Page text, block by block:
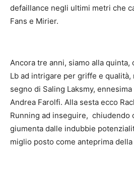
defaillance negli ultimi metri che
Fans e Mirier.
Ancora tre anni, siamo alla quinta,
Lb ad intrigare per griffe e qualità,
segno di Saling Laksmy,
Andrea Farolfi. Alla sesta ecco
Running ad inseguire, chiudendo
giumenta dalle indubbie
miglio posto come anteprima